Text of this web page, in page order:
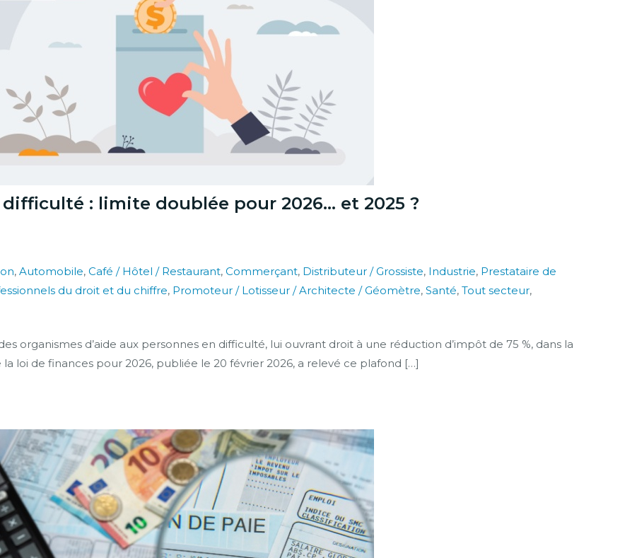
: limite doublée pour 2026… et 2025 ?
, Automobile, Café / Hôtel / Restaurant, Commerçant, Distributeur / Grossiste, Industrie, Prestataire de
du droit et du chiffre, Promoteur / Lotisseur / Architecte / Géomètre, Santé, Tout secteur,
organismes d’aide aux personnes en difficulté, lui ouvrant droit à une réduction d’impôt de 75 %, dans la
loi de finances pour 2026, publiée le 20 février 2026, a relevé ce plafond […]